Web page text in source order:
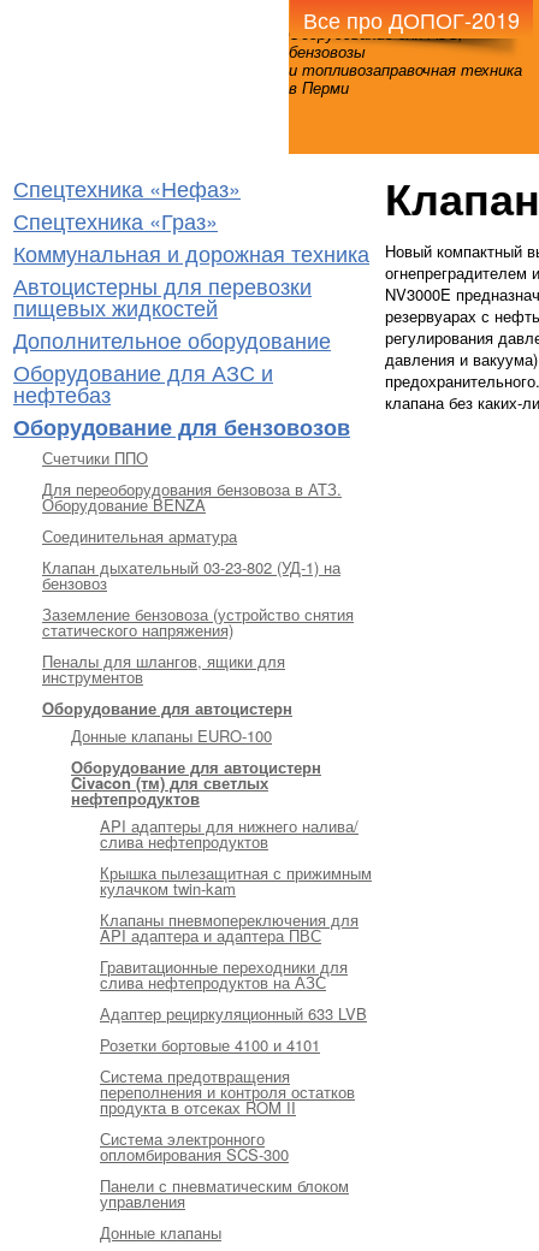
Оборудование для АЗС,
бензовозы
и топливозаправочная техника
в Перми
Все про ДОПОГ-2019
Новый компактный
огнепреградителем
NV3000E
резервуарах с
регулирования
давления и
клапана без каких-
Спецтехника «Нефаз»
Спецтехника «Граз»
Коммунальная и дорожная техника
Автоцистерны для перевозки
пищевых жидкостей
Дополнительное оборудование
Оборудование для АЗС и
нефтебаз
Оборудование для бензовозов
Счетчики ППО
Для переоборудования бензовоза в АТЗ.
Оборудование BENZA
Соединительная арматура
Клапан дыхательный 03-23-802 (УД-1) на
бензовоз
Заземление бензовоза (устройство снятия
статического напряжения)
Пеналы для шлангов, ящики для
инструментов
Оборудование для автоцистерн
Донные клапаны EURO-100
Оборудование для автоцистерн
Civacon (тм) для светлых
нефтепродуктов
API адаптеры для нижнего налива/
слива нефтепродуктов
Крышка пылезащитная с прижимным
кулачком twin-kam
Клапаны пневмопереключения для
API адаптера и адаптера ПВС
Гравитационные переходники для
слива нефтепродуктов на АЗС
Адаптер рециркуляционный 633 LVB
Розетки бортовые 4100 и 4101
Система предотвращения
переполнения и контроля остатков
продукта в отсеках ROM II
Система электронного
опломбирования SCS-300
Панели с пневматическим блоком
управления
Донные клапаны